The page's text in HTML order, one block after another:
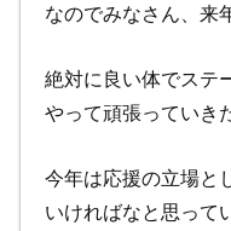
なのでみなさん、来
絶対に良い体でステ
やって頑張っていき
今年は応援の立場と
いければなと思って